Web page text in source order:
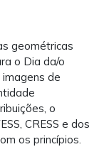
geométricas
o Dia da/o
de
o
CRESS e dos
os princípios.